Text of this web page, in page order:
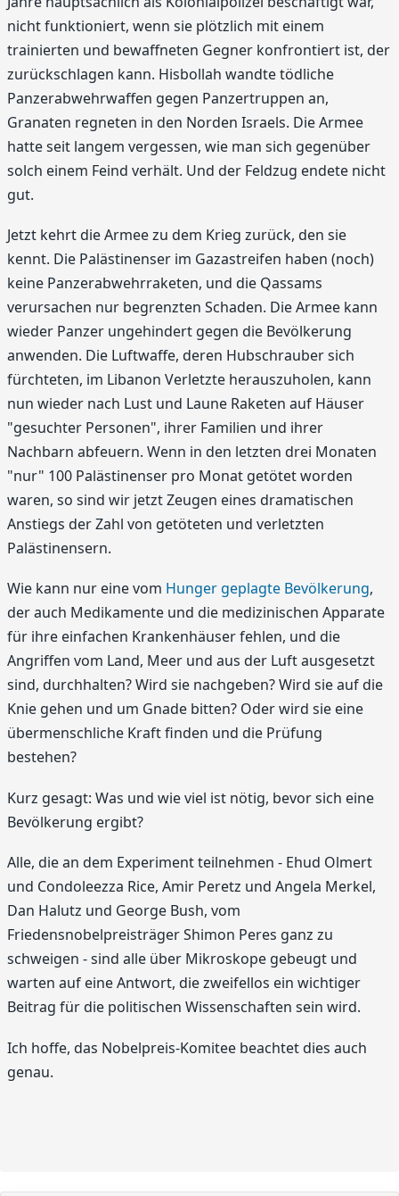
nicht funktioniert, wenn sie plötzlich mit einem
trainierten und bewaffneten Gegner konfrontiert ist, der
zurückschlagen kann. Hisbollah wandte tödliche
Panzerabwehrwaffen gegen Panzertruppen an,
Granaten regneten in den Norden Israels. Die Armee
hatte seit langem vergessen, wie man sich gegenüber
solch einem Feind verhält. Und der Feldzug endete nicht
gut.
Jetzt kehrt die Armee zu dem Krieg zurück, den sie
kennt. Die Palästinenser im Gazastreifen haben (noch)
keine Panzerabwehrraketen, und die Qassams
verursachen nur begrenzten Schaden. Die Armee kann
wieder Panzer ungehindert gegen die Bevölkerung
anwenden. Die Luftwaffe, deren Hubschrauber sich
fürchteten, im Libanon Verletzte herauszuholen, kann
nun wieder nach Lust und Laune Raketen auf Häuser
"gesuchter Personen", ihrer Familien und ihrer
Nachbarn abfeuern. Wenn in den letzten drei Monaten
"nur" 100 Palästinenser pro Monat getötet worden
waren, so sind wir jetzt Zeugen eines dramatischen
Anstiegs der Zahl von getöteten und verletzten
Palästinensern.
Wie kann nur eine vom Hunger geplagte Bevölkerung,
der auch Medikamente und die medizinischen Apparate
für ihre einfachen Krankenhäuser fehlen, und die
Angriffen vom Land, Meer und aus der Luft ausgesetzt
sind, durchhalten? Wird sie nachgeben? Wird sie auf die
Knie gehen und um Gnade bitten? Oder wird sie eine
übermenschliche Kraft finden und die Prüfung
bestehen?
Kurz gesagt: Was und wie viel ist nötig, bevor sich eine
Bevölkerung ergibt?
Alle, die an dem Experiment teilnehmen - Ehud Olmert
und Condoleezza Rice, Amir Peretz und Angela Merkel,
Dan Halutz und George Bush, vom
Friedensnobelpreisträger Shimon Peres ganz zu
schweigen - sind alle über Mikroskope gebeugt und
warten auf eine Antwort, die zweifellos ein wichtiger
Beitrag für die politischen Wissenschaften sein wird.
Ich hoffe, das Nobelpreis-Komitee beachtet dies auch
genau.